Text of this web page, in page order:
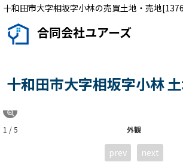
十和田市大字相坂字小林の売買土地・売地
合同会社ユアーズ
十和田市大字相坂字小林
外観
1 / 5
prev next